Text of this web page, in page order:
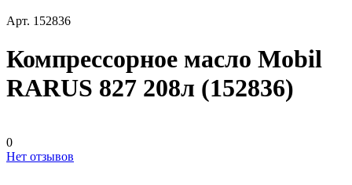
Арт. 152836
Компрессорное масло Mobil
RARUS 827 208л (152836)
0
Нет отзывов